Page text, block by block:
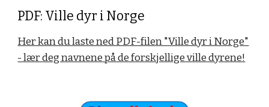
PDF: Ville dyr i Norge
Her kan du laste ned PDF-filen "Ville dyr i Norge"
- lær deg navnene på de forskjellige ville dyrene!